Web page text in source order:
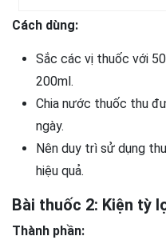
Cách dùng:
Sắc các vị thuốc với
200ml.
Chia nước thuốc thu
ngày.
Nên duy trì sử dụng
hiệu quả.
Bài thuốc 2: Kiện tỳ
Thành phần: